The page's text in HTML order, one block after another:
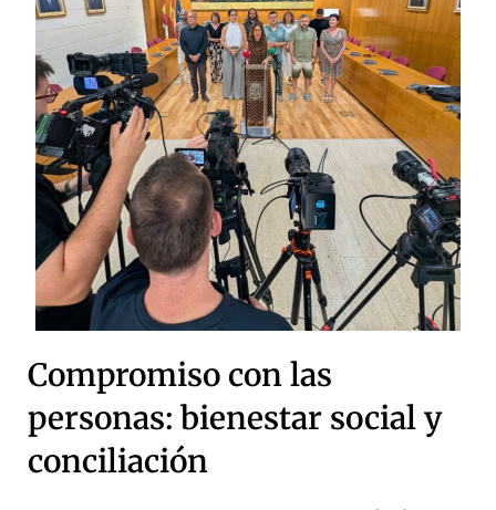
Compromiso con las
personas: bienestar social y
conciliación